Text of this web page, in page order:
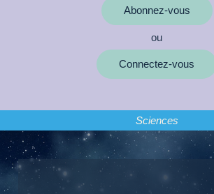
Abonnez-vous
ou
Connectez-vous
Sciences